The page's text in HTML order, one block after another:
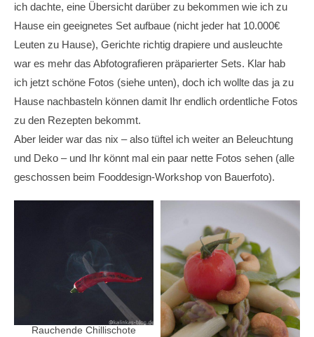
ich dachte, eine Übersicht darüber zu bekommen wie ich zu
Hause ein geeignetes Set aufbaue (nicht jeder hat 10.000€
Leuten zu Hause), Gerichte richtig drapiere und ausleuchte
war es mehr das Abfotografieren präparierter Sets. Klar hab
ich jetzt schöne Fotos (siehe unten), doch ich wollte das ja zu
Hause nachbasteln können damit Ihr endlich ordentliche Fotos
zu den Rezepten bekommt.
Aber leider war das nix – also tüftel ich weiter an Beleuchtung
und Deko – und Ihr könnt mal ein paar nette Fotos sehen (alle
geschossen beim Fooddesign-Workshop von Bauerfoto).
Rauchende Chillischote